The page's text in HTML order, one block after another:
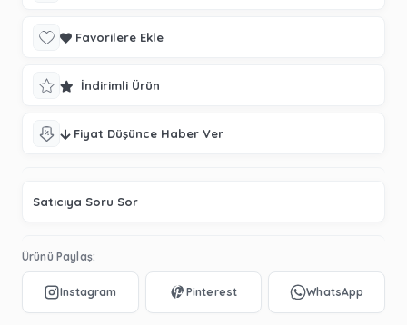
Favorilere Ekle
İndirimli Ürün
Fiyat Düşünce Haber Ver
Satıcıya Soru Sor
Ürünü Paylaş: